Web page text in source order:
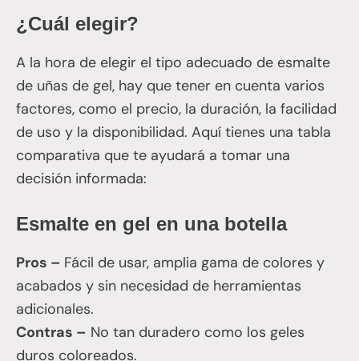
¿Cuál elegir?
A la hora de elegir el tipo adecuado de esmalte
de uñas de gel, hay que tener en cuenta varios
factores, como el precio, la duración, la facilidad
de uso y la disponibilidad. Aquí tienes una tabla
comparativa que te ayudará a tomar una
decisión informada:
Esmalte en gel en una botella
Pros – Fácil de usar, amplia gama de colores y
acabados y sin necesidad de herramientas
adicionales.
Contras – No tan duradero como los geles
duros coloreados.